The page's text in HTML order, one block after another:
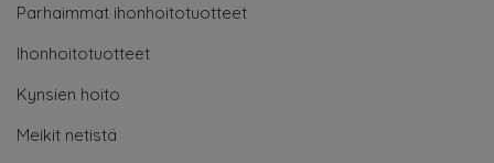
Parhaimmat ihonhoitotuotteet
Ihonhoitotuotteet
Kynsien hoito
Meikit netistä